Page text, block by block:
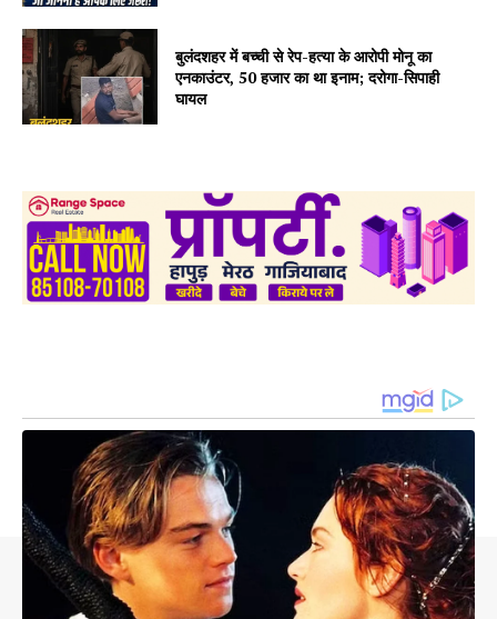
बुलंदशहर में बच्ची से रेप-हत्या के आरोपी मोनू का
एनकाउंटर, 50 हजार का था इनाम; दरोगा-सिपाही
घायल